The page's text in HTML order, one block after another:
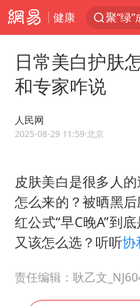
健康
聚“绿
台风“
台风“
曝侯
“梅姨
南昌一
日常美白护肤
和专家咋说
人民网
2025-08-29 11:59·北京
皮肤美白是很多人
怎么来的？被晒黑后
红公式“早C晚A”到
又该怎么选？听听协
责任编辑：耿乙文